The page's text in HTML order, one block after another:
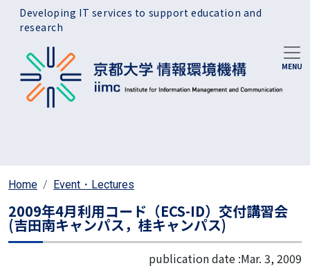
Skip to main content
Developing IT services to support education and
research
Home Event・Lectures
2009年4月利用コード（ECS-ID）交付講習会
(吉田南キャンパス，桂キャンパス)
publication date :Mar. 3, 2009